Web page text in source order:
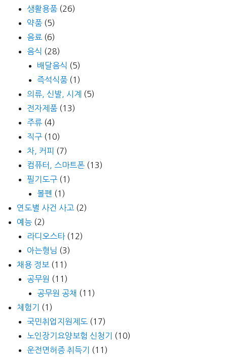
생활용품 (26)
약품 (5)
음료 (6)
음식 (28)
배달음식 (5)
즉석식품 (1)
의류, 신발, 시계 (5)
전자제품 (13)
주류 (4)
직구 (10)
차, 커피 (7)
컴퓨터, 스마트폰 (13)
필기도구 (1)
볼펜 (1)
연도별 사건 사고 (2)
예능 (2)
라디오스타(12)
아는형님 (3)
채용 정보 (11)
공무원 (11)
공무원 공채 (11)
체험기
(1)
국민취업지원제도 (17)
노인장기요양보험 신청기
(10)
운전면허증 취득기
(11)